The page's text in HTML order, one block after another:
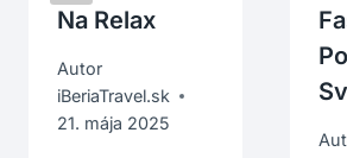
Na Relax
Autor
iBeriaTravel.sk
21. mája 2025